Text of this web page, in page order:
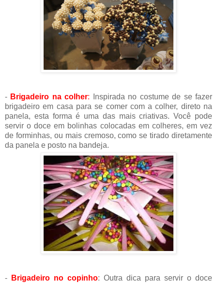
- Brigadeiro na colher:
Inspirada no costume de se fazer
brigadeiro em casa para se comer com a colher, direto na
panela, esta forma é uma das mais criativas. Você pode
servir o doce em bolinhas colocadas em colheres, em vez
de forminhas, ou mais cremoso, como se tirado diretamente
da panela e posto na bandeja.
- Brigadeiro no copinho: Outra dica para servir o doce